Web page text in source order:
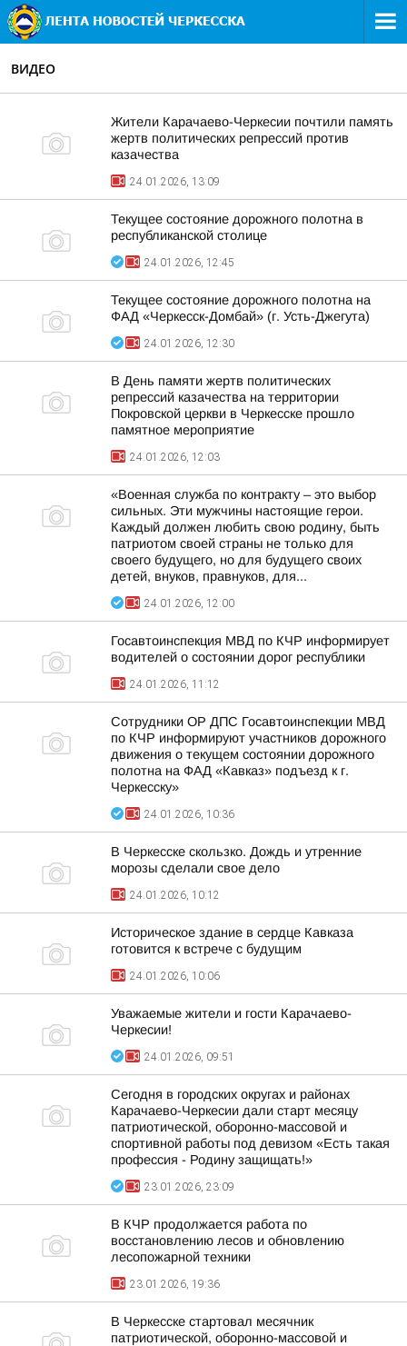
ВИДЕО
Жители Карачаево-Черкесии почтили память
жертв политических репрессий против
казачества
24.01.2026, 13:09
Текущее состояние дорожного полотна в
республиканской столице
24.01.2026, 12:45
Текущее состояние дорожного полотна на
ФАД «Черкесск-Домбай» (г. Усть-Джегута)
24.01.2026, 12:30
В День памяти жертв политических
репрессий казачества на территории
Покровской церкви в Черкесске прошло
памятное мероприятие
24.01.2026, 12:03
«Военная служба по контракту – это выбор
сильных. Эти мужчины настоящие герои.
Каждый должен любить свою родину, быть
патриотом своей страны не только для
своего будущего, но для будущего своих
детей, внуков, правнуков, для...
24.01.2026, 12:00
Госавтоинспекция МВД по КЧР информирует
водителей о состоянии дорог республики
24.01.2026, 11:12
Сотрудники ОР ДПС Госавтоинспекции МВД
по КЧР информируют участников дорожного
движения о текущем состоянии дорожного
полотна на ФАД «Кавказ» подъезд к г.
Черкесску»
24.01.2026, 10:36
В Черкесске скользко. Дождь и утренние
морозы сделали свое дело
24.01.2026, 10:12
Историческое здание в сердце Кавказа
готовится к встрече с будущим
24.01.2026, 10:06
Уважаемые жители и гости Карачаево-
Черкесии!
24.01.2026, 09:51
Сегодня в городских округах и районах
Карачаево-Черкесии дали старт месяцу
патриотической, оборонно-массовой и
спортивной работы под девизом «Есть такая
профессия - Родину защищать!»
23.01.2026, 23:09
В КЧР продолжается работа по
восстановлению лесов и обновлению
лесопожарной техники
23.01.2026, 19:36
В Черкесске стартовал месячник
патриотической, оборонно-массовой и